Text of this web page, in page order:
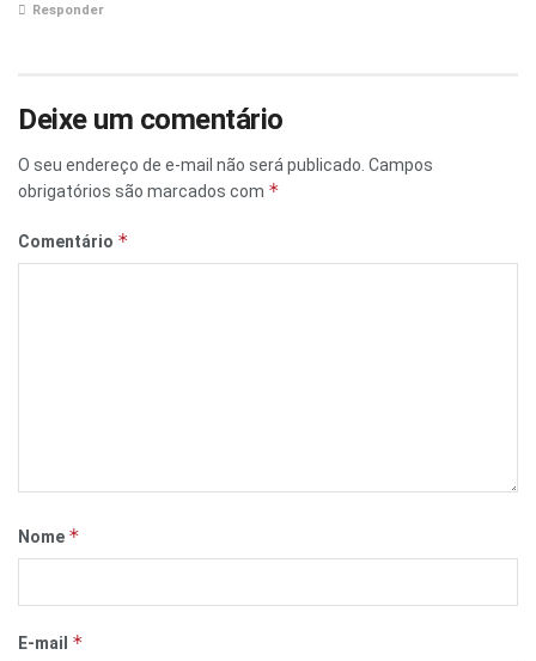
Responder
Deixe um comentário
O seu endereço de e-mail não será publicado. Campos
obrigatórios são marcados com *
Comentário *
Nome *
E-mail *